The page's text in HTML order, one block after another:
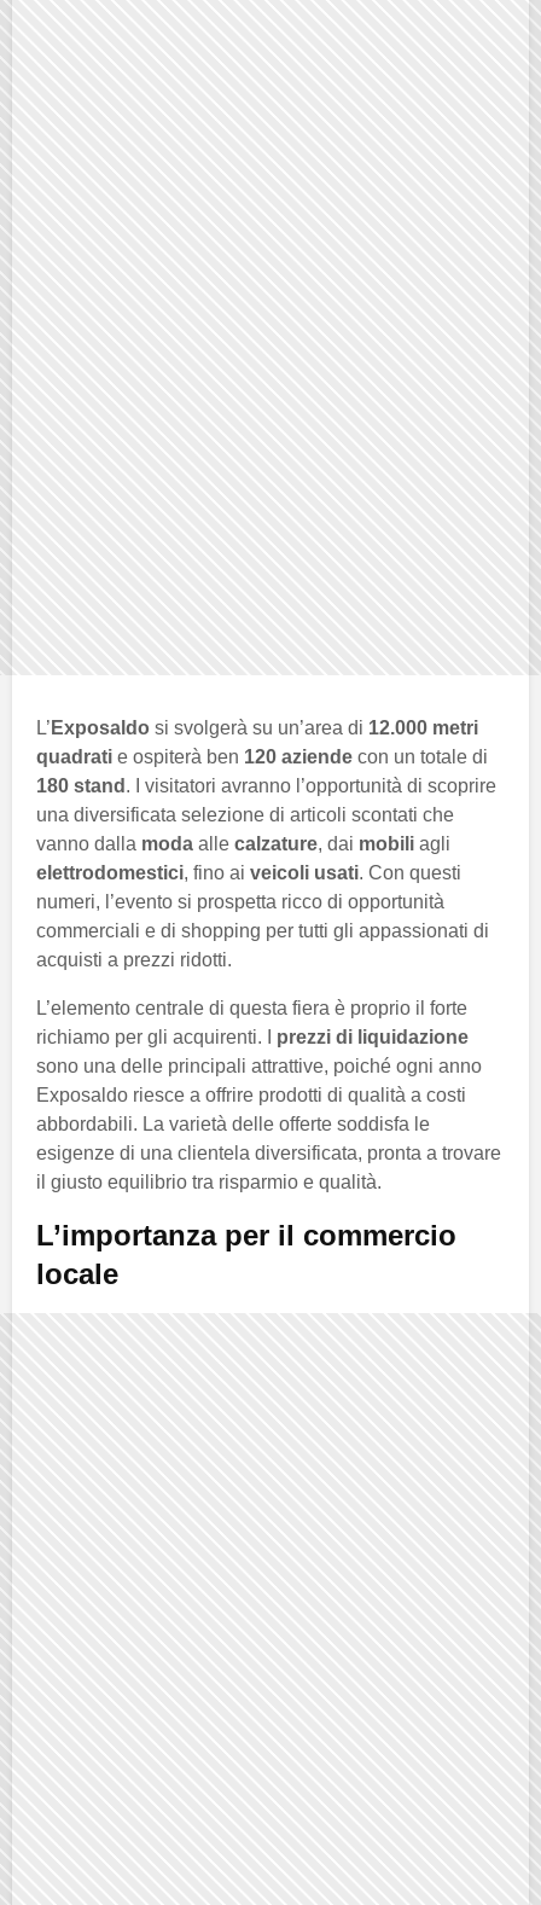
L’ Exposaldo si svolgerà su un’area di 12.000 metri
quadrati e ospiterà ben 120 aziende con un totale di
180 stand . I visitatori avranno l’opportunità di scoprire
una diversificata selezione di articoli scontati che
vanno dalla moda alle calzature, dai mobili agli
elettrodomestici, fino ai veicoli usati. Con questi
numeri, l’evento si prospetta ricco di opportunità
commerciali e di shopping per tutti gli appassionati di
acquisti a prezzi ridotti.
L’elemento centrale di questa fiera è proprio il forte
richiamo per gli acquirenti. I prezzi di liquidazione
sono una delle principali attrattive, poiché ogni anno
Exposaldo riesce a offrire prodotti di qualità a costi
abbordabili. La varietà delle offerte soddisfa le
esigenze di una clientela diversificata, pronta a trovare
il giusto equilibrio tra risparmio e qualità.
L’importanza per il commercio
locale